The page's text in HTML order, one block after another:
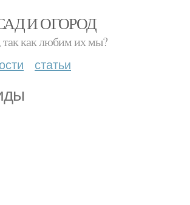
И ОГОРОД
как любим их мы?
статьи